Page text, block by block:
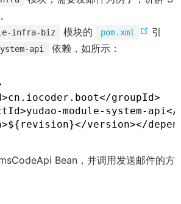
)
infra-biz 模块的 pom.xml
(
n
s
n
w
引
api 依赖，如所示：
groupId>
module-system-
version></
Bean，并调用发送邮件的方